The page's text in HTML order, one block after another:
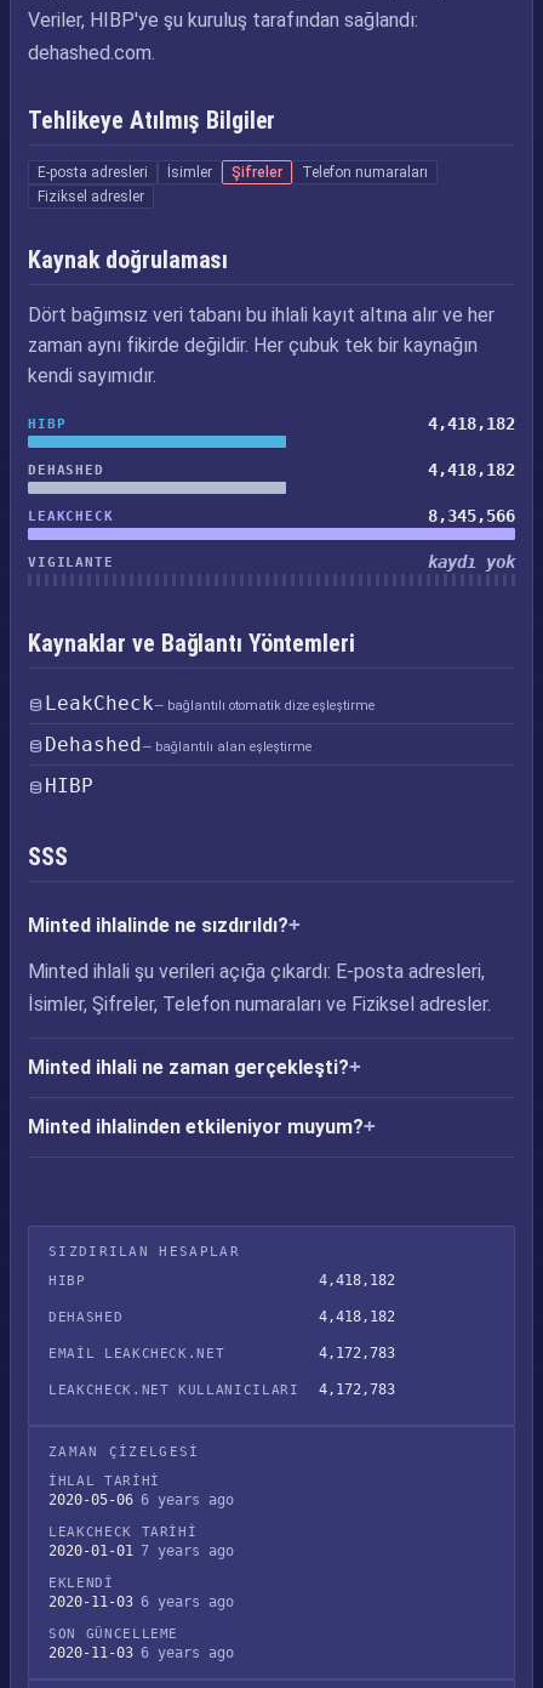
Veriler, HIBP'ye şu kuruluş tarafından sağlandı:
dehashed.com.
Tehlikeye Atılmış Bilgiler
E-posta adresleri İsimler Şifreler
Telefon numaraları
Fiziksel adresler
Kaynak doğrulaması
Dört bağımsız veri tabanı bu ihlali kayıt altına alır ve her
zaman aynı fikirde değildir. Her çubuk tek bir kaynağın
kendi sayımıdır.
HIBP 4,418,182
DEHASHED 4,418,182
LEAKCHECK 8,345,566
VIGILANTE kaydı yok
Kaynaklar ve Bağlantı Yöntemleri
LeakCheck— bağlantılı otomatik dize eşleştirme
Dehashed— bağlantılı alan eşleştirme
HIBP
SSS
Minted ihlalinde ne sızdırıldı?
Minted ihlali şu verileri açığa çıkardı: E-posta adresleri,
İsimler, Şifreler, Telefon numaraları ve Fiziksel adresler.
Minted ihlali ne zaman gerçekleşti?
Minted ihlalinden etkileniyor muyum?
SIZDIRILAN HESAPLAR
HIBP
4,418,182
DEHASHED 4,418,182
EMAIL LEAKCHECK.NET 4,172,783
LEAKCHECK.NET KULLANICILARI 4,172,783
ZAMAN ÇIZELGESI
İHLAL TARIHI
2020-05-06 6 years ago
LEAKCHECK TARIHI
2020-01-01 7 years ago
EKLENDI
2020-11-03 6 years ago
SON GÜNCELLEME
2020-11-03 6 years ago